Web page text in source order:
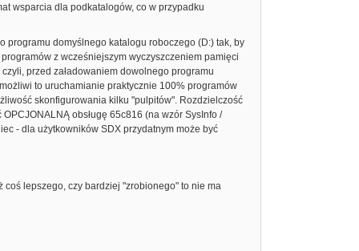
wsparcia dla podkatalogów, co w przypadku
programu domyślnego katalogu roboczego (D:) tak, by
z wcześniejszym wyczyszczeniem pamięci
przed załadowaniem dowolnego programu
to uruchamianie praktycznie 100% programów
skonfigurowania kilku "pulpitów". Rozdzielczość
obsługę 65c816 (na wzór SysInfo /
- dla użytkowników SDX przydatnym może być
coś lepszego, czy bardziej "zrobionego" to nie ma